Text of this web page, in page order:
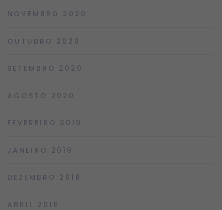
NOVEMBRO 2020
OUTUBRO 2020
SETEMBRO 2020
AGOSTO 2020
FEVEREIRO 2019
JANEIRO 2019
DEZEMBRO 2018
ABRIL 2018